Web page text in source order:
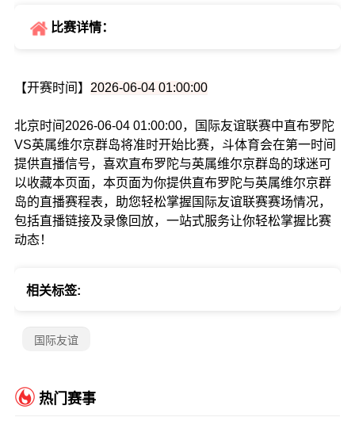
比赛详情：
【开赛时间】 2026-06-04 01:00:00
北京时间2026-06-04 01:00:00，国际友谊联赛中直布罗陀
VS英属维尔京群岛将准时开始比赛，斗体育会在第一时间
提供直播信号，喜欢直布罗陀与英属维尔京群岛的球迷可
以收藏本页面，本页面为你提供直布罗陀与英属维尔京群
岛的直播赛程表，助您轻松掌握国际友谊联赛赛场情况，
包括直播链接及录像回放，一站式服务让你轻松掌握比赛
动态！
相关标签:
国际友谊
热门赛事